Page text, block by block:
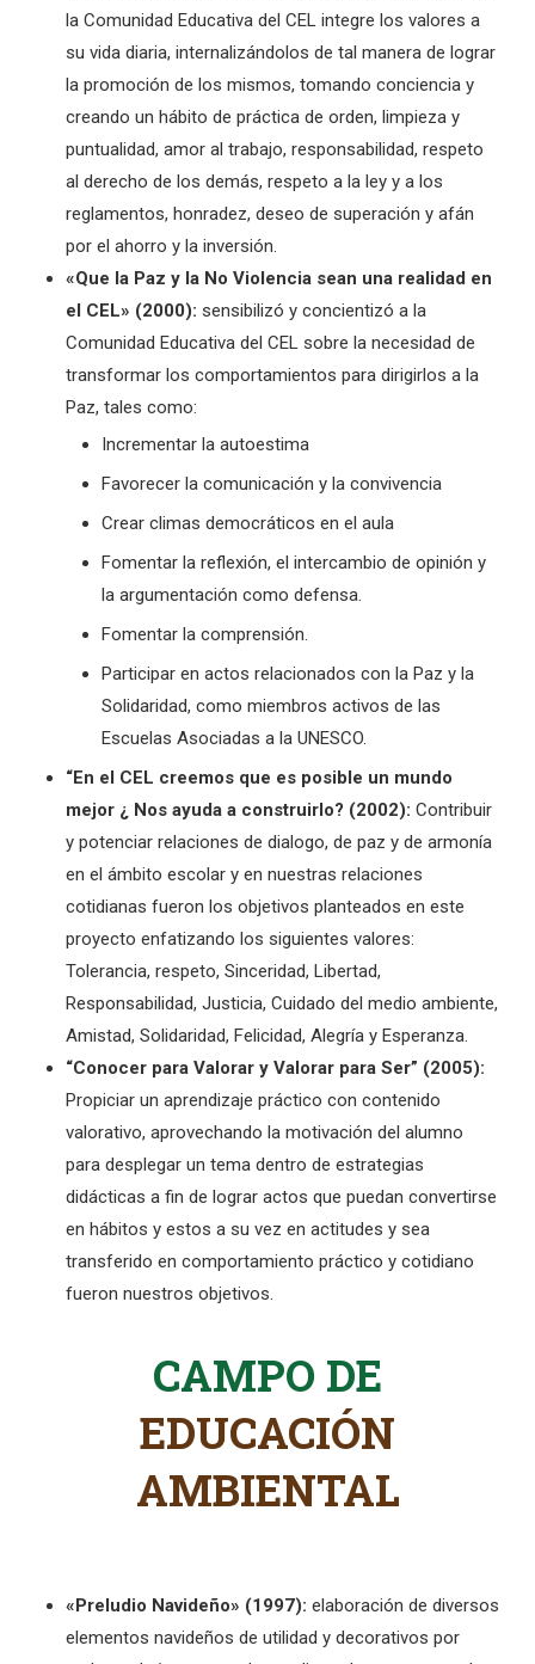
la Comunidad Educativa del CEL integre los valores a
su vida diaria, internalizándolos de tal manera de lograr
la promoción de los mismos, tomando conciencia y
creando un hábito de práctica de orden, limpieza y
puntualidad, amor al trabajo, responsabilidad, respeto
al derecho de los demás, respeto a la ley y a los
reglamentos, honradez, deseo de superación y afán
por el ahorro y la inversión.
«Que la Paz y la No Violencia sean una realidad en
el CEL» (2000): sensibilizó y concientizó a la
Comunidad Educativa del CEL sobre la necesidad de
transformar los comportamientos para dirigirlos a la
Paz, tales como:
Incrementar la autoestima
Favorecer la comunicación y la convivencia
Crear climas democráticos en el aula
Fomentar la reflexión, el intercambio de opinión y
la argumentación como defensa.
Fomentar la comprensión.
Participar en actos relacionados con la Paz y la
Solidaridad, como miembros activos de las
Escuelas Asociadas a la UNESCO.
“En el CEL creemos que es posible un mundo
mejor ¿ Nos ayuda a construirlo? (2002): Contribuir
y potenciar relaciones de dialogo, de paz y de armonía
en el ámbito escolar y en nuestras relaciones
cotidianas fueron los objetivos planteados en este
proyecto enfatizando los siguientes valores:
Tolerancia, respeto, Sinceridad, Libertad,
Responsabilidad, Justicia, Cuidado del medio ambiente,
Amistad, Solidaridad, Felicidad, Alegría y Esperanza.
“Conocer para Valorar y Valorar para Ser” (2005):
Propiciar un aprendizaje práctico con contenido
valorativo, aprovechando la motivación del alumno
para desplegar un tema dentro de estrategias
didácticas a fin de lograr actos que puedan convertirse
en hábitos y estos a su vez en actitudes y sea
transferido en comportamiento práctico y cotidiano
fueron nuestros objetivos.
CAMPO DE
EDUCACIÓN
AMBIENTAL
«Preludio Navideño» (1997): elaboración de diversos
elementos navideños de utilidad y decorativos por